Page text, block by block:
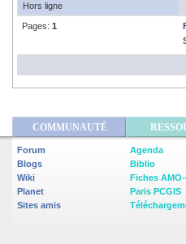
Hors ligne
Pages: 1
COMMUNAUTÉ
Forum
Blogs
Wiki
Planet
Sites amis
Agenda
Biblio
Fiches AMO-
Paris PCGIS